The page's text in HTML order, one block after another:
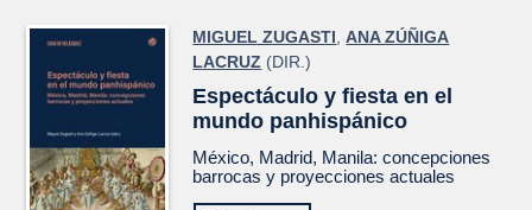
MIGUEL ZUGASTI,ANA ZÚÑIGA
LACRUZ (DIR.)
Espectáculo y fiesta en el
mundo panhispánico
México, Madrid, Manila: concepciones
barrocas y proyecciones actuales